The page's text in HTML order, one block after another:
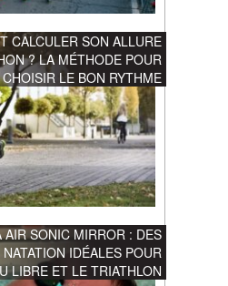
CALCULER SON ALLURE
? LA MÉTHODE POUR
CHOISIR LE BON RYTHME
AIR SONIC MIRROR : DES
IDÉALES POUR
LIBRE ET LE TRIATHLON